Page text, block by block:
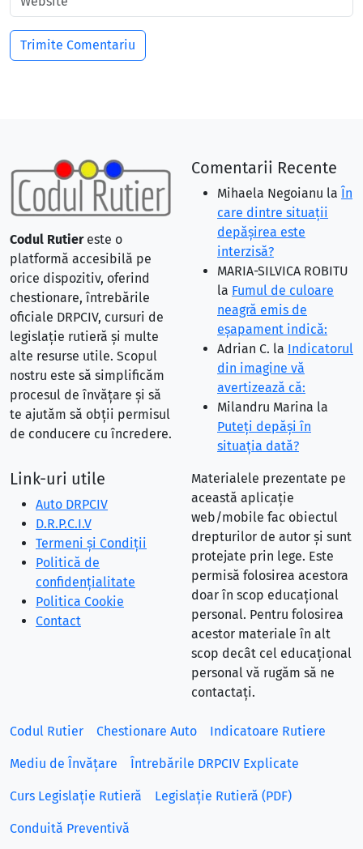
Codul Rutiereste o
platformă accesibilă pe
orice dispozitiv, oferind
chestionare, întrebările
oficiale DRPCIV, cursuri de
legislație rutieră și multe
alte resurse utile. Scopul
nostru este să simplificăm
procesul de învățare și să
te ajutăm să obții permisul
de conducere cu încredere.
Comentarii Recente
Mihaela Negoianu la În
care dintre situaţii
depăşirea este
interzisă?
MARIA-SILVICA ROBITU
la Fumul de culoare
neagră emis de
eşapament indică:
Adrian C. la Indicatorul
din imagine vă
avertizează că:
Milandru Marina la
Puteţi depăşi în
situaţia dată?
Link-uri utile
Auto DRPCIV
D.R.P.C.I.V
Termeni și Condiții
Politică de
confidențialitate
Politica Cookie
Contact
Materialele prezentate pe
această aplicație
web/mobile fac obiectul
drepturilor de autor și sunt
protejate prin lege. Este
permisă folosirea acestora
doar în scop educațional
personal. Pentru folosirea
acestor materiale în alt
scop decât cel educațional
personal vă rugăm să ne
contactați.
Codul Rutier Chestionare Auto Indicatoare Rutiere
Mediu de Învățare Întrebările DRPCIV Explicate
Curs Legislație Rutieră Legislație Rutieră (PDF)
Conduită Preventivă